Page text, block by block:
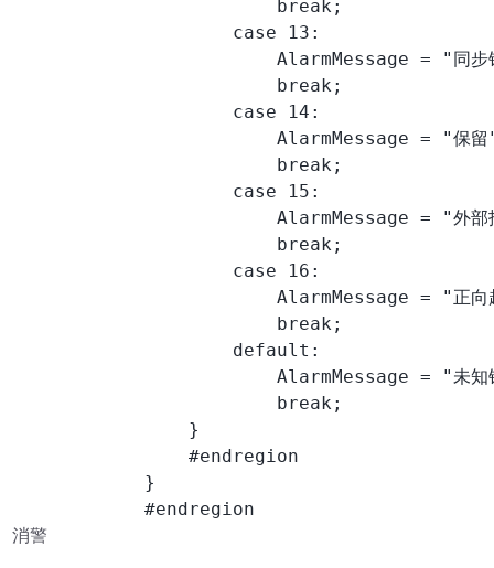
                        break;
                    case 13:
AlarmMessage = "同步
                        break;
                    case 14:
AlarmMessage = "保留
                        break;
                    case 15:
AlarmMessage = "外部
                        break;
                    case 16:
AlarmMessage = "正向
                        break;
                    default:
AlarmMessage = "未知
                        break;
                }
                #endregion
            }
            #endregion
消警